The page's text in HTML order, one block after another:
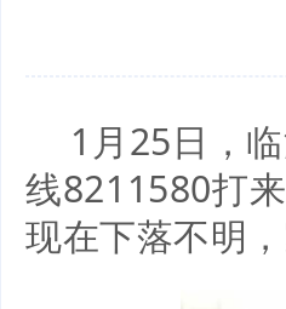
1月25日，
线8211580打
现在下落不明